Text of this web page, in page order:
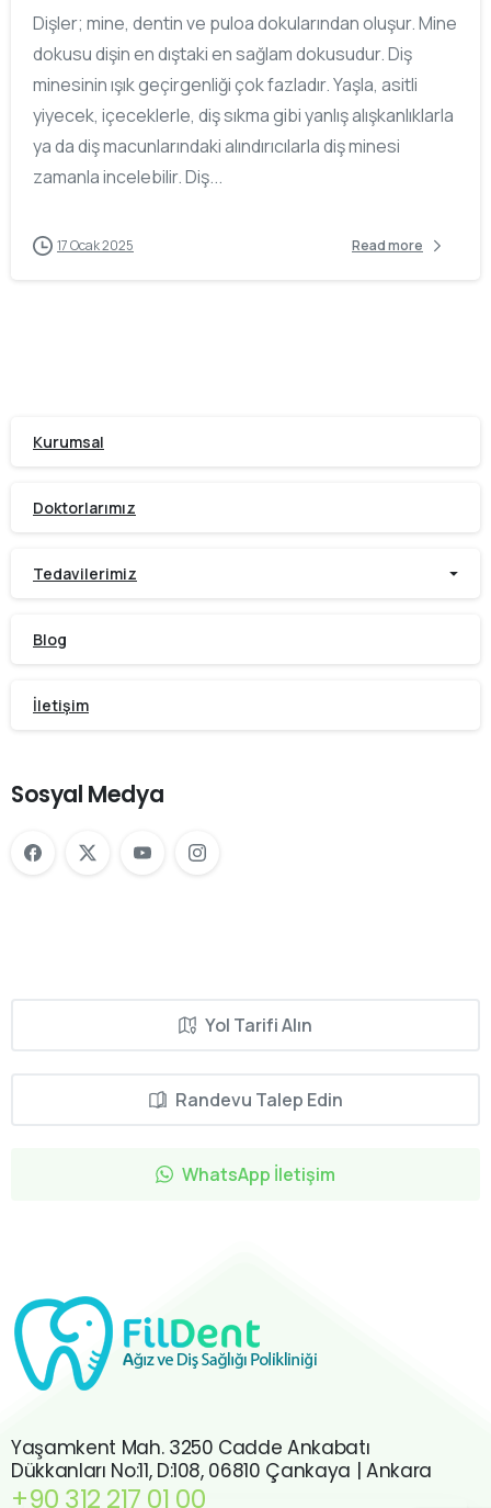
Dişler; mine, dentin ve puloa dokularından oluşur. Mine
dokusu dişin en dıştaki en sağlam dokusudur. Diş
minesinin ışık geçirgenliği çok fazladır. Yaşla, asitli
yiyecek, içeceklerle, diş sıkma gibi yanlış alışkanlıklarla
ya da diş macunlarındaki alındırıcılarla diş minesi
zamanla incelebilir. Diş...
17 Ocak 2025 Read more
Kurumsal
Doktorlarımız
Tedavilerimiz
Blog
İletişim
Sosyal Medya
Yol Tarifi Alın
Randevu Talep Edin
WhatsApp İletişim
Yaşamkent Mah. 3250 Cadde Ankabatı
Dükkanları No:11, D:108, 06810 Çankaya | Ankara
+90 312 217 01 00